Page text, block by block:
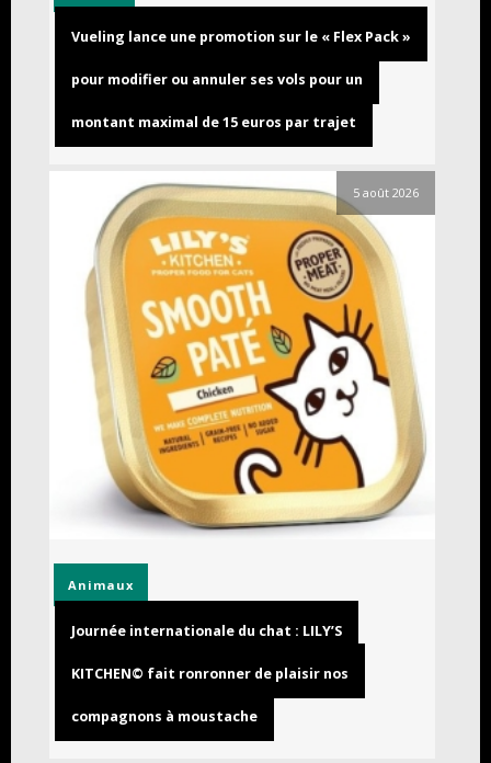
Vueling lance une promotion sur le « Flex Pack »
pour modifier ou annuler ses vols pour un
montant maximal de 15 euros par trajet
5 août 2026
Animaux
Journée internationale du chat : LILY’S
KITCHEN© fait ronronner de plaisir nos
compagnons à moustache